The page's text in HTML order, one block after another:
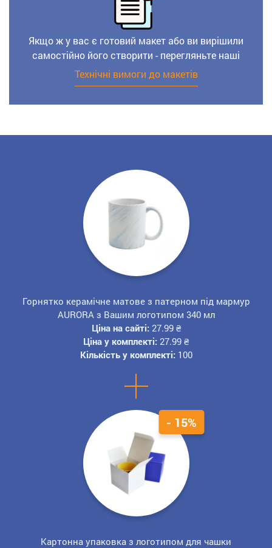
Якщо ж у вас є готовий макет або ви вирішили
самостійно його створити - перегляньте наші
Технічні вимоги до макетів
+
Горнятко керамічне матове з патерном під мармур
AURORA з Вашим логотипом 340 мл
Ціна на сайті: 27.99 ₴
Ціна у комплекті: 27.99 ₴
Кількість у комплекті: 100
- 15%
Картонна упаковка з логотипом для чашки